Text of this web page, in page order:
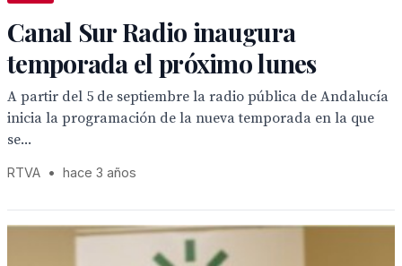
Canal Sur Radio inaugura
temporada el próximo lunes
A partir del 5 de septiembre la radio pública de Andalucía
inicia la programación de la nueva temporada en la que
se...
RTVA • hace 3 años